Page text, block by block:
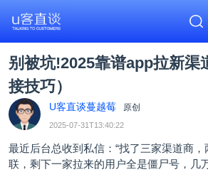
别被坑!2025靠谱app拉新渠
接技巧）
U客直谈蔓越莓 原创
2025-07-31T13:40:22
最近后台总收到私信：“找了三家渠道商
联，剩下一家拉来的用户全是僵尸号，几